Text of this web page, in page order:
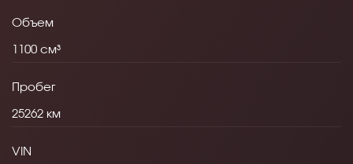
Объем
1100
Пробег
25262
VIN